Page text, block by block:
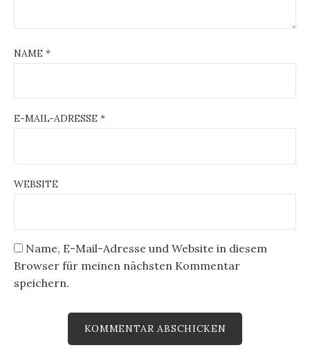
NAME *
E-MAIL-ADRESSE *
WEBSITE
Name, E-Mail-Adresse und Website in diesem
Browser für meinen nächsten Kommentar
speichern.